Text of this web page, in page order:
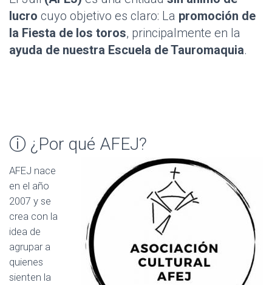
lucro cuyo objetivo es claro: La promoción de
la Fiesta de los toros, principalmente en la
ayuda de nuestra Escuela de Tauromaquia.
ⓘ ¿Por qué AFEJ?
AFEJ nace
en el año
2007 y se
crea con la
idea de
agrupar a
quienes
sienten la